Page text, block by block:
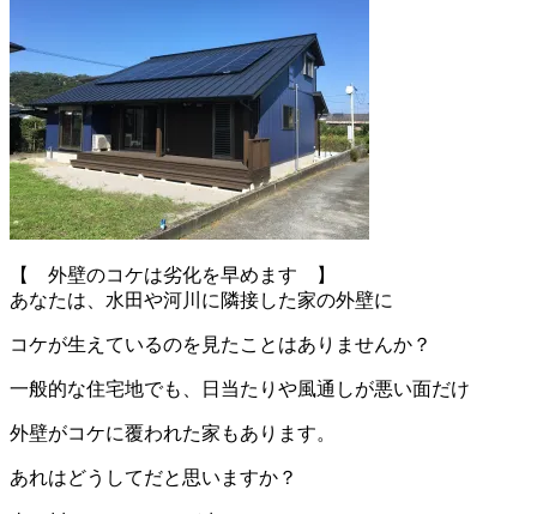
【 外壁のコケは劣化を早めます 】
あなたは、水田や河川に隣接した家の外壁に
コケが生えているのを見たことはありませんか？
一般的な住宅地でも、日当たりや風通しが悪い面だけ
外壁がコケに覆われた家もあります。
あれはどうしてだと思いますか？